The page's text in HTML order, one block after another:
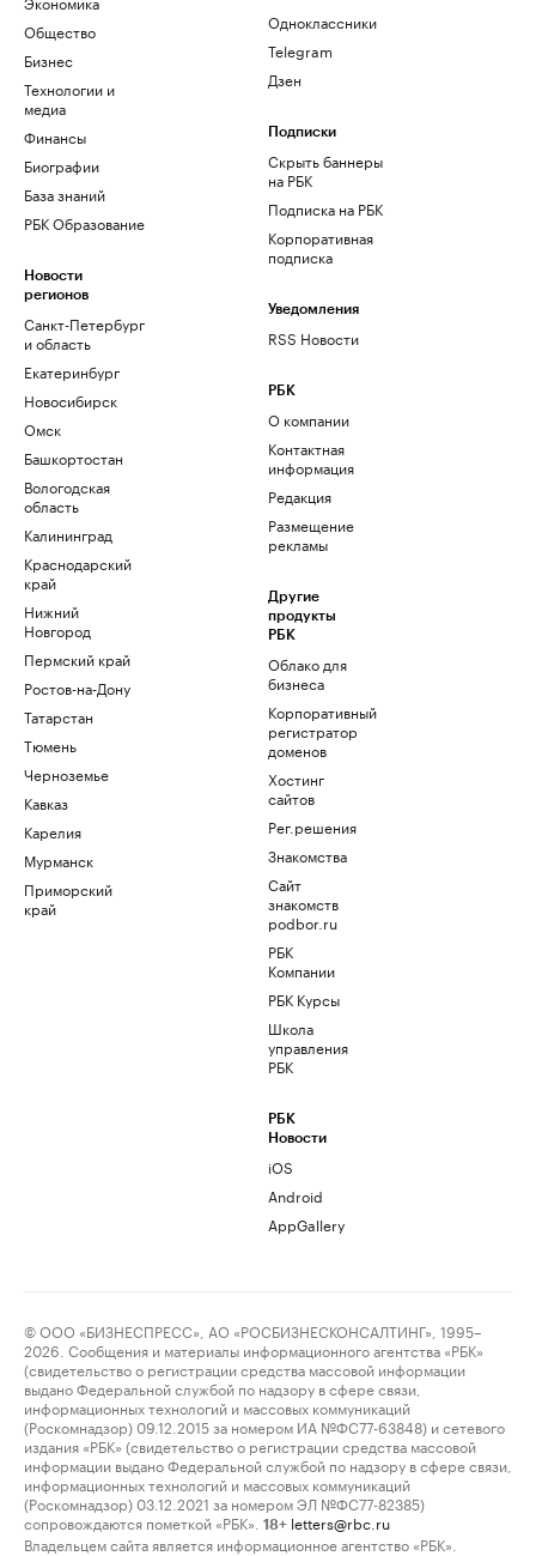
Общество
Бизнес
Технологии и
медиа
Финансы
Биографии
База знаний
РБК Образование
Новости
регионов
Санкт-Петербург
и область
Екатеринбург
Новосибирск
Омск
Башкортостан
Вологодская
область
Калининград
Краснодарский
край
Нижний
Новгород
Пермский край
Ростов-на-Дону
Татарстан
Тюмень
Черноземье
Кавказ
Карелия
Мурманск
Приморский
край
Одноклассники
Telegram
Дзен
Подписки
Скрыть баннеры
на РБК
Подписка на РБК
Корпоративная
подписка
Уведомления
RSS Новости
РБК
О компании
Контактная
информация
Редакция
Размещение
рекламы
Другие
продукты
РБК
Облако для
бизнеса
Корпоративный
регистратор
доменов
Хостинг
сайтов
Рег.решения
Знакомства
Сайт
знакомств
podbor.ru
РБК
Компании
РБК Курсы
Школа
управления
РБК
РБК
Новости
iOS
Android
AppGallery
© ООО «БИЗНЕСПРЕСС», АО «РОСБИЗНЕСКОНСАЛТИНГ», 1995–
2026. Сообщения и материалы информационного агентства «РБК»
(свидетельство о регистрации средства массовой информации
выдано Федеральной службой по надзору в сфере связи,
информационных технологий и массовых коммуникаций
(Роскомнадзор) 09.12.2015 за номером ИА №ФС77-63848) и сетевого
издания «РБК» (свидетельство о регистрации средства массовой
информации выдано Федеральной службой по надзору в сфере связи,
информационных технологий и массовых коммуникаций
(Роскомнадзор) 03.12.2021 за номером ЭЛ №ФС77-82385)
сопровождаются пометкой «РБК».
18+ letters@rbc.ru
Владельцем сайта является информационное агентство «РБК».